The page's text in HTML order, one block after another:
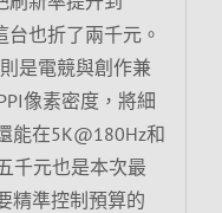
也折了兩千元。
則是電競與創作兼
像素密度，將細
能在5K@180Hz和
千元也是本次最
精準控制預算的